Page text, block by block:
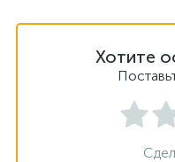
Хотите